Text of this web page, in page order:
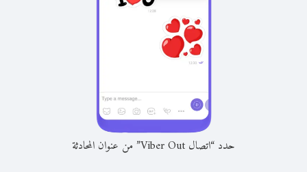
حدد “اتصال Viber Out” من عنوان المحادثة